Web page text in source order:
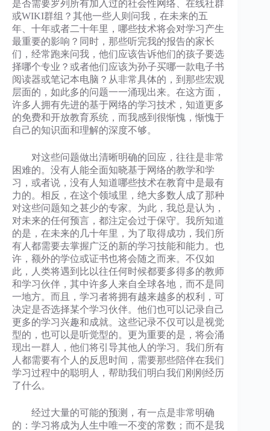
是否需要罗列所有加入过的社会性网络、在线社群
或WIKI群组？其他一些人则问我，在未来的五
年、十年或者二十年里，哪些技术将会对学习产生
最重要的影响？同时，那些听完我的报告的家长
们，经常跑来问我，他们应该告诉他们的孩子要选
择哪个专业？或者他们应该为孙子买哪一款电子书
阅读器或笔记本电脑？从非常具体的，到那些宏观
层面的，如此多的问题一一涌现出来。在这方面，
许多人拥有先进的基于网络的学习技术，知道更多
的免费和开放教育系统，而我感到很惭愧，惭愧于
自己的知识面和理解的深度不够。
对这些问题做出清晰明确的回应，往往是非常
困难的。没有人能全面知晓基于网络的教学和学
习，或者说，没有人知道哪些技术在教育中是最有
力的。相反，在这个领域里，绝大多数人成了那种
对这些问题知之甚少的专家。为此，我总是认为，
对未来的任何预言，都注定会过于保守。我所知道
的是，在未来的几十年里，为了取得成功，我们所
有人都需要去掌握广泛的新的学习技能和能力。也
许，额外的学位或证书也将会随之而来。不仅如
此，人类将遇到比以往任何时候都要多得多的教师
和学习伙伴，其中许多人来自全球各地，而不是同
一地方。而且，学习者将拥有越来越多的权利，可
决定是否选择某个学习伙伴。他们也可以记录自己
更多的学习兴趣和成就。这些记录不仅可以是视觉
型的，也可以是听觉型的。更为重要的是，将会涌
现出一群人，他们将引导其他人的学习。我们所有
人都需要有个人的反思时间，需要那些陪伴在我们
学习过程中的聪明人，帮助我们明白我们刚刚经历
了什么。
经过大量的可能的预测，有一点是非常明确
的：学习将成为人生中唯一不变的常数；而不是我